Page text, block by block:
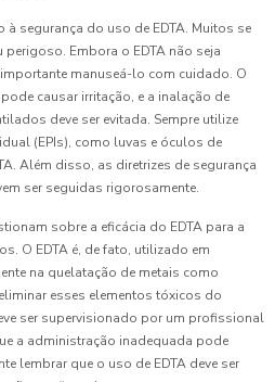
segurança do uso de EDTA. Muitos se
perigoso. Embora o EDTA não seja
manuseá-lo com cuidado. O
causar irritação, e a inalação de
deve ser evitada. Sempre utilize
(EPIs), como luvas e óculos de
Além disso, as diretrizes de segurança
ser seguidas rigorosamente.
sobre a eficácia do EDTA para a
O EDTA é, de fato, utilizado em
na quelatação de metais como
esses elementos tóxicos do
ser supervisionado por um profissional
a administração inadequada pode
lembrar que o uso de EDTA deve ser